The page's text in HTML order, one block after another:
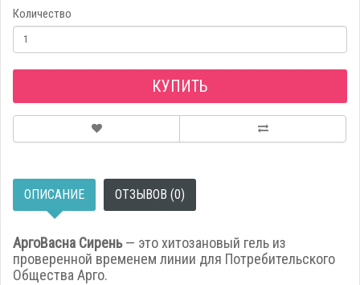
Количество
КУПИТЬ
ОПИСАНИЕ ОТЗЫВОВ (0)
АргоВасна Сирень— это хитозановый гель из
проверенной временем линии для Потребительского
Общества Арго.